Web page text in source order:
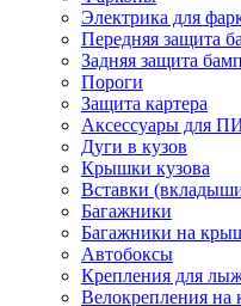
Электрика для
Передняя защита
Задняя защита
Пороги
Защита картера
Аксессуары для
Дуги в кузов
Крышки кузова
Вставки
Багажники
Багажники на
Автобоксы
Крепления для
Велокрепления